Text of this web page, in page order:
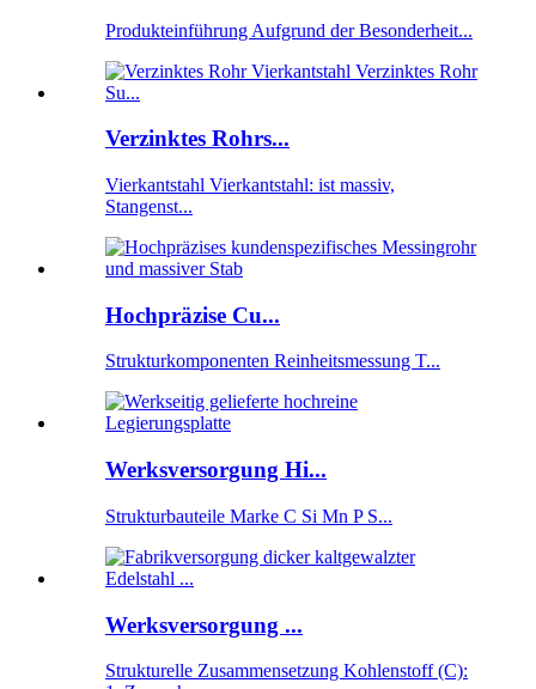
Produkteinführung Aufgrund der Besonderheit...
Verzinktes Rohrs...
Vierkantstahl Vierkantstahl: ist massiv,
Stangenst...
Hochpräzise Cu...
Strukturkomponenten Reinheitsmessung T...
Werksversorgung Hi...
Strukturbauteile Marke C Si Mn P S...
Werksversorgung ...
Strukturelle Zusammensetzung Kohlenstoff (C):